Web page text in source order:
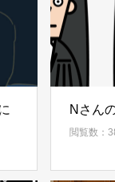
Nさん
閲覧数：